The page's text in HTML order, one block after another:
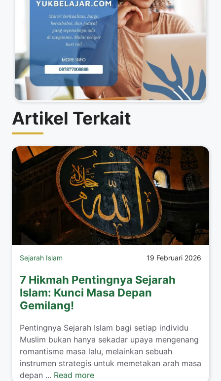
Artikel Terkait
Sejarah Islam 19 Februari 2026
7 Hikmah Pentingnya Sejarah
Islam: Kunci Masa Depan
Gemilang!
Pentingnya Sejarah Islam bagi setiap individu
Muslim bukan hanya sekadar upaya mengenang
romantisme masa lalu, melainkan sebuah
instrumen strategis untuk memetakan arah masa
depan ... Read more